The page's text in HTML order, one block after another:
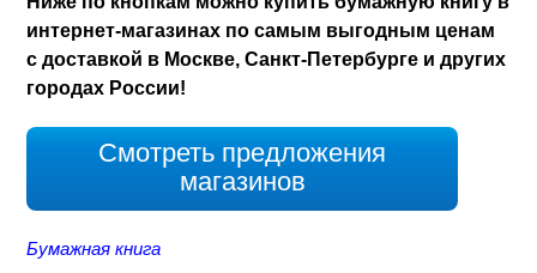
интернет-магазинах по самым выгодным ценам
с доставкой в Москве, Санкт-Петербурге и других
городах России!
Смотреть предложения
магазинов
Бумажная книга